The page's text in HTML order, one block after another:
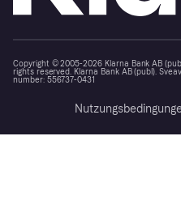
Copyright © 2005-2026 Klarna Bank AB
rights reserved. Klarna Bank AB (publ).
number: 556737-0431